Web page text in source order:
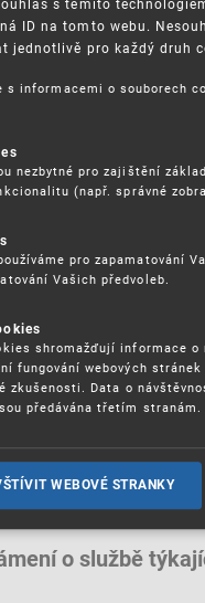
služeb -
jinak (aneb
tržištích
porušování IPR
a vymáhání IPR
o službě
ID na tomto webu.
jednotlivě pro každý druh
s informacemi o souborech
nezbytné pro zajištění
(např. správné
pro zapamatování
Vašich předvoleb.
shromažďují informace
fungování webových
zkušenosti. Data o
předávána třetím stranám.
WEBOVÉ STRANKY